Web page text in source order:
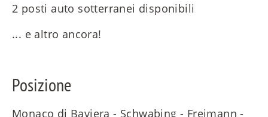
2 posti auto sotterranei disponibili
... e altro ancora!
Posizione
Monaco di Baviera - Schwabing - Freimann -